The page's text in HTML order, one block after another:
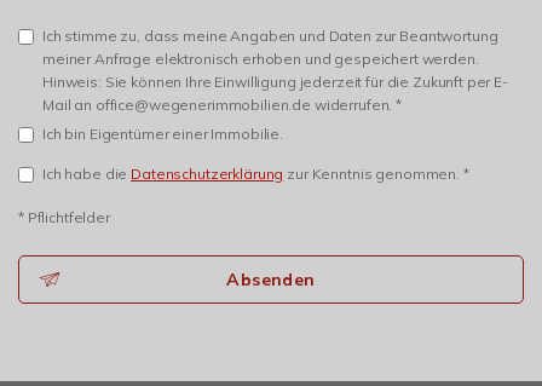
Ich stimme zu, dass meine Angaben und Daten zur Beantwortung
meiner Anfrage elektronisch erhoben und gespeichert werden.
Hinweis: Sie können Ihre Einwilligung jederzeit für die Zukunft per E-
Mail an office@wegenerimmobilien.de widerrufen. *
Ich bin Eigentümer einer Immobilie.
Ich habe die Datenschutzerklärung zur Kenntnis genommen. *
* Pflichtfelder
Absenden